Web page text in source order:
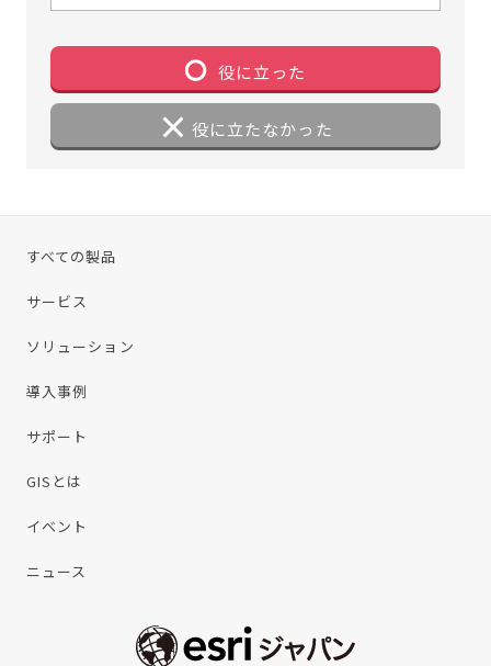
役に立った
役に立たなかった
すべての製品
サービス
ソリューション
導入事例
サポート
GISとは
イベント
ニュース